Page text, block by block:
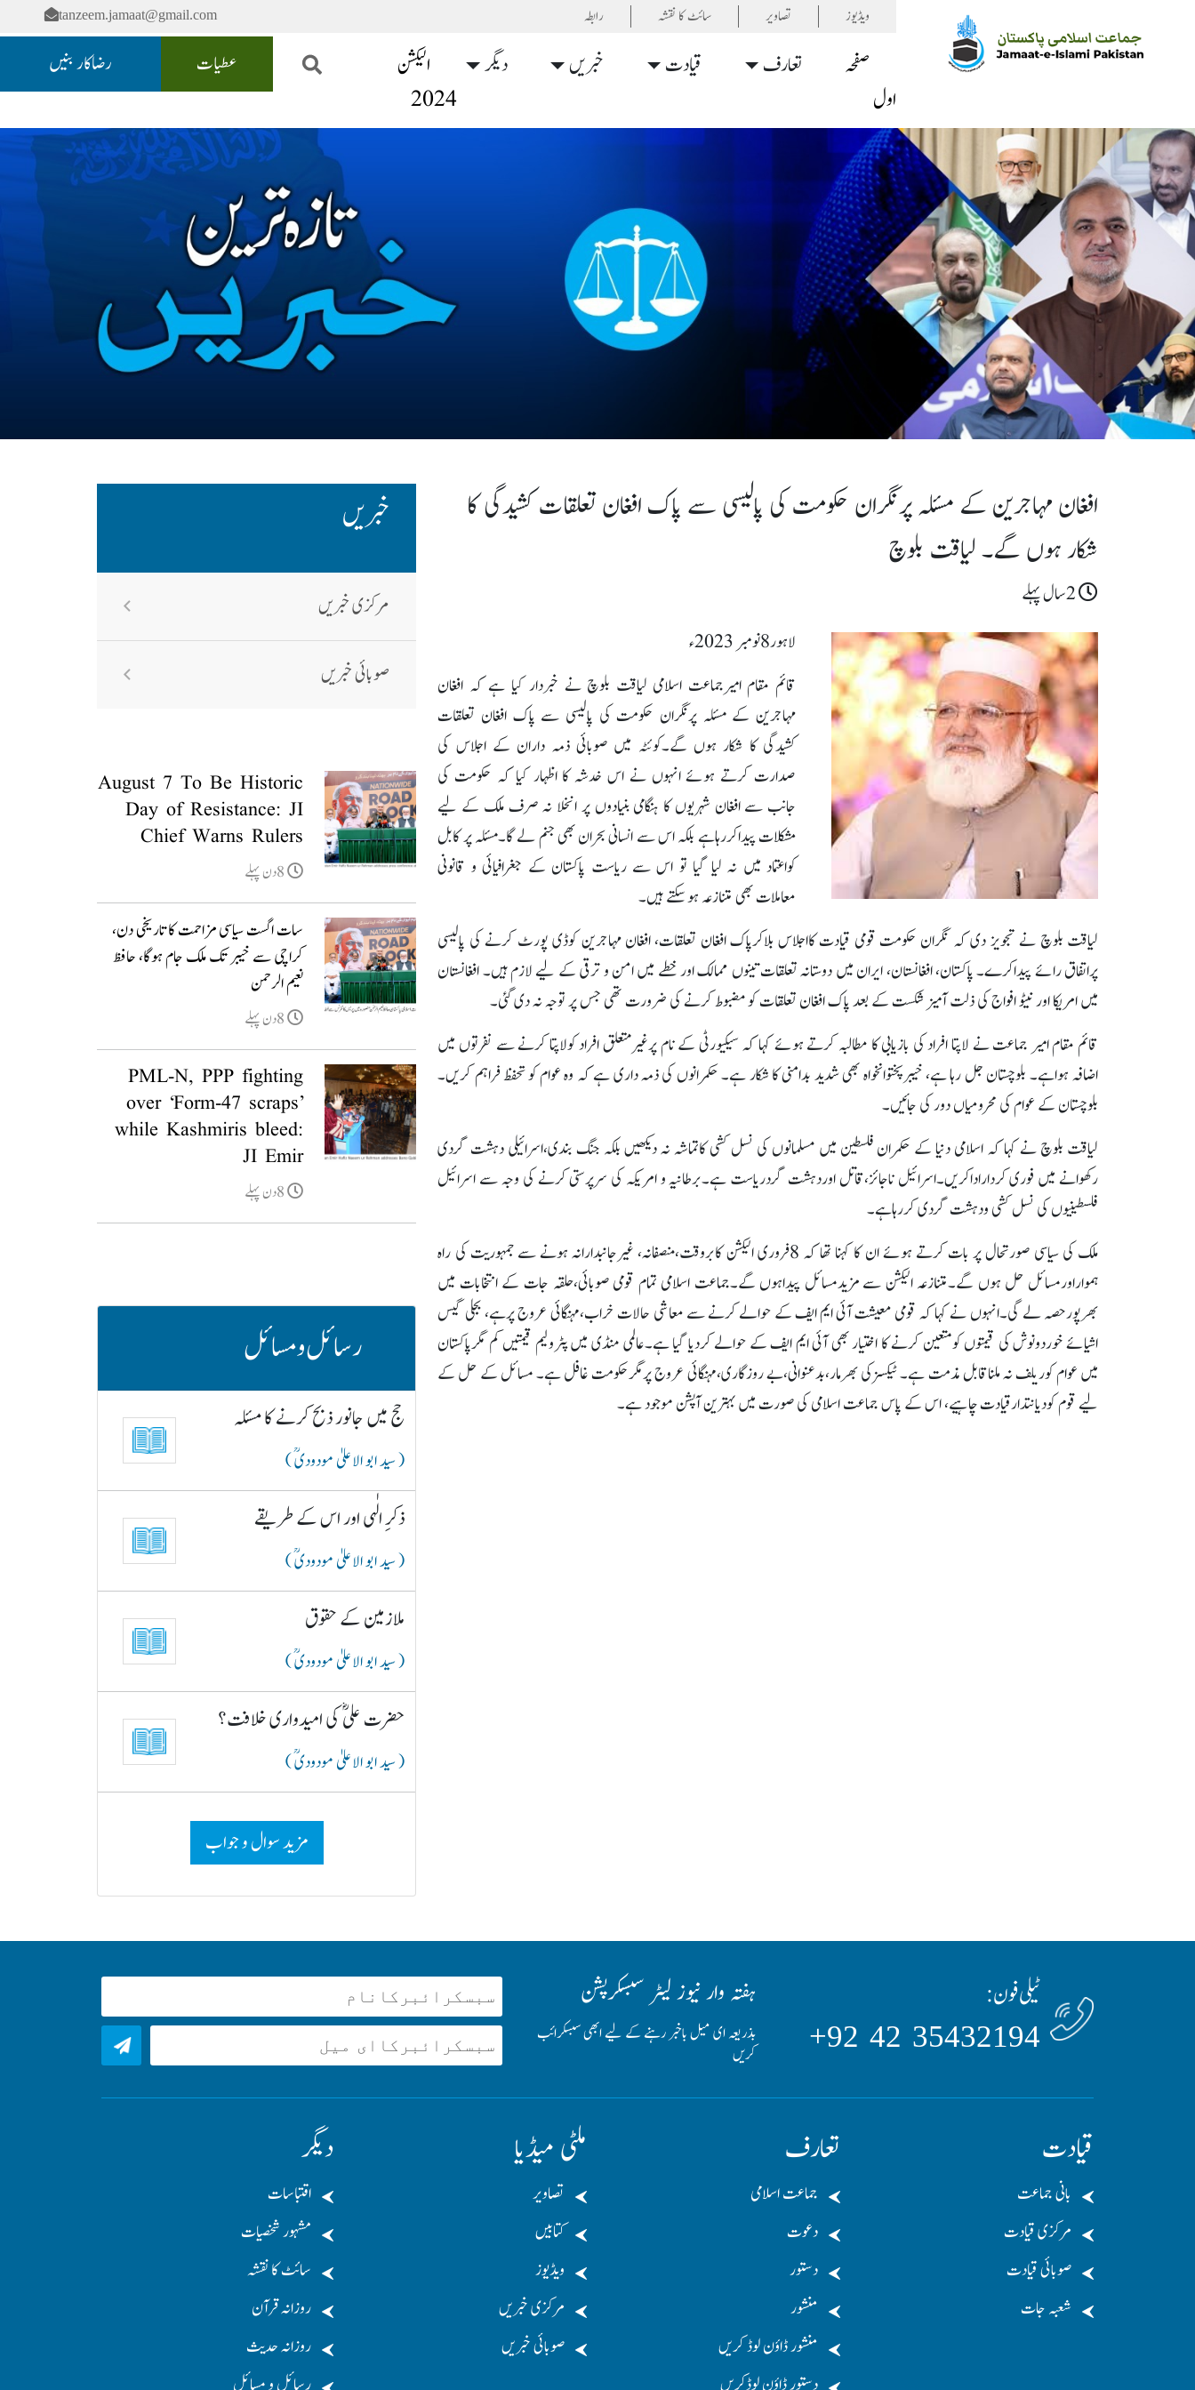
ویڈیوز تصاویر سائٹ کا نقشہ رابطہ tanzeem.jamaat@gmail.com
صفحہ
اول
تعارف قیادت خبریں دیگر
الیکشن
2024
عطیات رضاکار بنیں
افغان مہاجرین کے مسئلہ پرنگران حکومت کی پالیسی سے پاک افغان تعلقات کشیدگی کا
شکار ہوں گے۔ لیاقت بلوچ
لاہور8نومبر 2023ء
قائم مقام امیرجماعت اسلامی لیاقت بلوچ نے خبردار کیا ہے کہ افغان
مہاجرین کے مسئلہ پرنگران حکومت کی پالیسی سے پاک افغان تعلقات
کشیدگی کا شکار ہوں گے۔کوئٹہ میں صوبائی ذمہ داران کے اجلاس کی
صدارت کرتے ہوئے انہوں نے اس خدشہ کا اظہار کیا کہ حکومت کی
جانب سے افغان شہریوں کا ہنگامی بنیادوں پر انخلا نہ صرف ملک کے لیے
مشکلات پیداکررہاہے بلکہ اس سے انسانی بحران بھی جنم لے گا۔مسئلہ پر کابل
کواعتماد میں نہ لیا گیا تو اس سے ریاست پاکستان کے جغرافیائی و قانونی
معاملات بھی متنازعہ ہوسکتے ہیں۔
لیاقت بلوچ نے تجویز دی کہ نگران حکومت قومی قیادت کااجلاس بلاکرپاک افغان تعلقات، افغان مہاجرین کوڈی پورٹ کرنے کی پالیسی
پراتفاق رائے پیداکرے۔ پاکستان، افغانستان، ایران میں دوستانہ تعلقات تینوں ممالک اور خطے میں امن و ترقی کے لیے لازم ہیں۔ افغانستان
میں امریکا اور نیٹو افواج کی ذلت آمیز شکست کے بعد پاک افغان تعلقات کو مضبوط کرنے کی ضرورت تھی جس پر توجہ نہ دی گئی۔
قائم مقام امیر جماعت نے لاپتا افراد کی بازیابی کا مطالبہ کرتے ہوئے کہا کہ سیکیورٹی کے نام پرغیرمتعلق افراد کولاپتا کرنے سے نفرتوں میں
اضافہ ہواہے۔ بلوچستان جل رہا ہے، خیبرپختوانخواہ بھی شدید بدامنی کا شکار ہے۔ حکمرانوں کی ذمہ داری ہے کہ وہ عوام کو تحفظ فراہم کریں۔
بلوچستان کے عوام کی محرومیاں دور کی جائیں۔
لیاقت بلوچ نے کہا کہ اسلامی دنیا کے حکمران فلسطین میں مسلمانوں کی نسل کشی کاتماشہ نہ دیکھیں بلکہ جنگ بندی،اسرائیلی دہشت گردی
رکھوانے میں فوری کرداراداکریں۔اسرائیل ناجائز،قاتل اوردہشت گردریاست ہے۔برطانیہ و امریکہ کی سرپرستی کرنے کی وجہ سے اسرائیل
فلسطینیوں کی نسل کشی ودہشت گردی کررہاہے۔
ملک کی سیاسی صورتحال پر بات کرتے ہوئے ان کا کہنا تھا کہ 8فروری الیکشن کابروقت،منصفانہ، غیرجانبدارانہ ہونے سے جمہوریت کی راہ
ہمواراورمسائل حل ہوں گے۔متنازعہ الیکشن سے مزیدمسائل پیداہوں گے۔جماعت اسلامی تمام قومی صوبائی،حلقہ جات کے انتخابات میں
بھرپورحصہ لے گی۔انہوں نے کہا کہ قومی معیشت آئی ایم ایف کے حوالے کرنے سے معاشی حالات خراب،مہنگائی عروج پرہے، بجلی گیس
اشیائے خوردونوش کی قیمتوں کومتعین کرنے کا اختیار بھی آئی ایم ایف کے حوالے کردیا گیا ہے۔عالمی منڈی میں پٹرولیم قیمتیں کم مگرپاکستان
میں عوام کوریلف نہ ملناقابل مذمت ہے۔ ٹیکسزکی بھرمار،بدعنوانی،بے روزگاری،مہنگائی عروج پرمگرحکومت غافل ہے۔ مسائل کے حل کے
لیے قوم کودیانتدارقیادت چاہیے، اس کے پاس جماعت اسلامی کی صورت میں بہترین آپشن موجود ہے۔
خبریں
مرکزی خبریں
صوبائی خبریں
August 7 To Be Historic
Day of Resistance: JI
Chief Warns Rulers
سات اگست سیاسی مزاحمت کا تاریخی دن،
کراچی سے خیبر تک ملک جام ہوگا، حافظ
نعیم الرحمن
PML-N, PPP fighting
over ‘Form-47 scraps’
while Kashmiris bleed:
JI Emir
رسائل و مسائل
حج میں جانور ذبح کرنے کا مسئلہ
( سید ابو الاعلیٰ مودودیؒ )
ذکرِ الٰہی اور اس کے طریقے
( سید ابو الاعلیٰ مودودیؒ )
ملازمین کے حقوق
( سید ابو الاعلیٰ مودودیؒ )
حضرت علیؓ کی امیدواری خلافت؟
( سید ابو الاعلیٰ مودودیؒ )
مزید سوال و جواب
ٹیلی فون:
35432194 42 92+
ہفتہ وار نیوز لیٹر سبسکرپشن
بذریعہ ای میل باخبر رہنے کے لیے ابھی سبسکرائب
کریں
قیادت
بانی جماعت
مرکزی قیادت
صوبائی قیادت
شعبہ جات
تعارف
جماعت اسلامی
دعوت
دستور
منشور
منشور ڈاؤن لوڈ کریں
ملٹی میڈیا
تصاویر
کتابیں
ویڈیوز
مرکزی خبریں
صوبائی خبریں
دیگر
اقتباسات
مشہور شخصیات
سائٹ کا نقشہ
روزانہ قرآن
روزانہ حدیث